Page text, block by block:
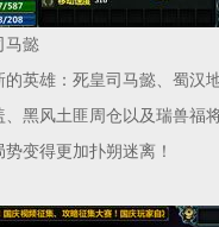
懿
雄：死皇司马懿、蜀汉
黑风土匪周仓以及瑞兽福
变得更加扑朔迷离！